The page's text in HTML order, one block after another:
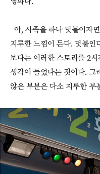
아, 사족을 하나 덧붙이자
지루한 느낌이 든다. 덧붙인
보다는 이러한 스토리를 2
생각이 들었다는 것이다. 그
않은 부분은 다소 지루한 부